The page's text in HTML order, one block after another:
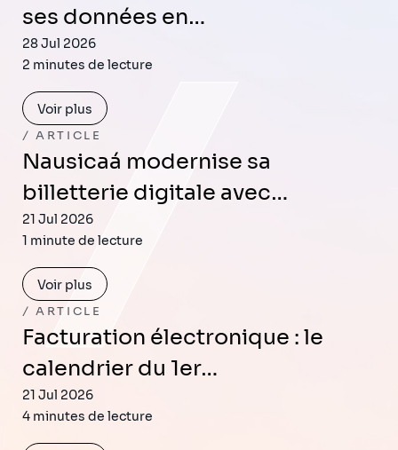
ses données en…
28 Jul 2026
2 minutes de lecture
Voir plus
ARTICLE
Nausicaá modernise sa
billetterie digitale avec…
21 Jul 2026
1 minute de lecture
Voir plus
ARTICLE
Facturation électronique : le
calendrier du 1er…
21 Jul 2026
4 minutes de lecture